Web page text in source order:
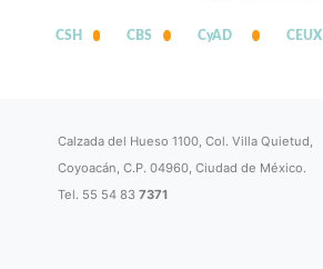
CSH CBS CyAD CEUX
Calzada del Hueso 1100, Col. Villa Quietud,
Coyoacán, C.P. 04960, Ciudad de México.
Tel. 55 54 837371